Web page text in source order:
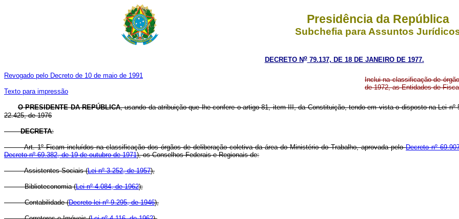
Presidência da República
Subchefia para Assuntos
DECRETO No79.137, DE 18 DE JANEIRO DE 1977.
Revogado pelo Decreto de 10 de maio de 1991
Texto para impressão
Inclui na classificação de
de 1972, as Entidades de
O PRESIDENTE DA REPÚBLICA, usando da atribuição que lhe confere o artigo 81, item III, da Constituição, tendo em vista o disposto na Lei
22.425, de 1976
DECRETA:
Art. 1º Ficam incluídos na classificação dos órgãos de deliberação coletiva da área do Ministério do Trabalho, aprovada peloDecreto nº
Decreto nº 69.382, de 19 de outubro de 1971), os Conselhos Federais e Regionais de:
- Assistentes Sociais (Lei nº 3.252, de 1957),
- Biblioteconomia (Lei nº 4.084, de 1962);
- Contabilidade (Decreto-lei nº 9.295, de 1946),